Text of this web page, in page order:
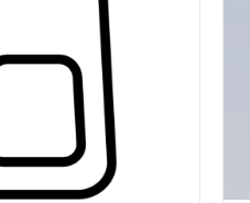
WEIST
MEHRERE
VARIANTEN
AUF.
DIE
OPTIONEN
KÖNNEN
AUF
DER
PRODUKTSEITE
GEWÄHLT
WERDEN